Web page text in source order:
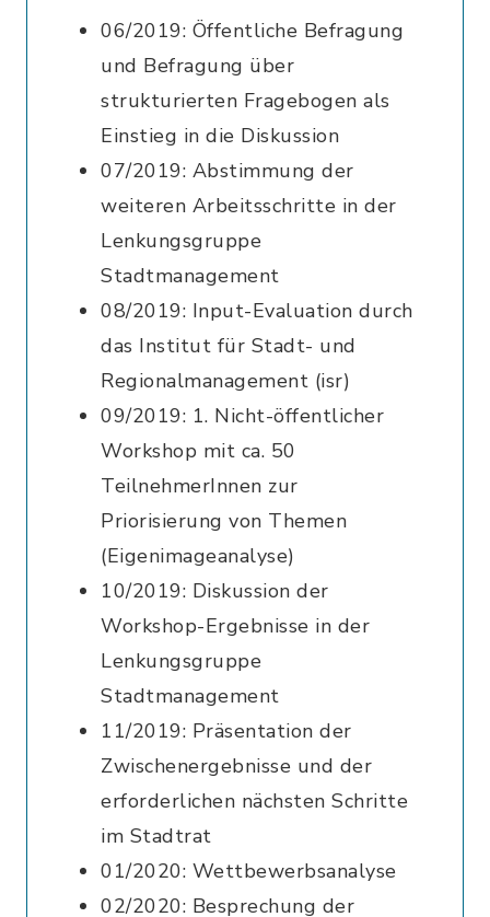
06/2019: Öffentliche Befragung
und Befragung über
strukturierten Fragebogen als
Einstieg in die Diskussion
07/2019: Abstimmung der
weiteren Arbeitsschritte in der
Lenkungsgruppe
Stadtmanagement
08/2019: Input-Evaluation durch
das Institut für Stadt- und
Regionalmanagement (isr)
09/2019: 1. Nicht-öffentlicher
Workshop mit ca. 50
TeilnehmerInnen zur
Priorisierung von Themen
(Eigenimageanalyse)
10/2019: Diskussion der
Workshop-Ergebnisse in der
Lenkungsgruppe
Stadtmanagement
11/2019: Präsentation der
Zwischenergebnisse und der
erforderlichen nächsten Schritte
im Stadtrat
01/2020: Wettbewerbsanalyse
02/2020: Besprechung der